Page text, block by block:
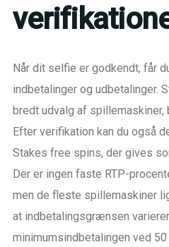
Når dit selfie er godkendt, får
indbetalinger og udbetalinger.
bredt udvalg af
Efter verifikation kan du også
Stakes free spins, der gives
Der er ingen faste RTP-
men de fleste spillemaskiner
at indbetalingsgrænsen
minimumsindbetalingen ved